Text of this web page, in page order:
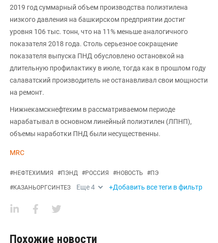
2019 год суммарный объем производства полиэтилена
низкого давления на башкирском предприятии достиг
уровня 106 тыс. тонн, что на 11% меньше аналогичного
показателя 2018 года. Столь серьезное сокращение
показателя выпуска ПНД обусловлено остановкой на
длительную профилактику в июле, тогда как в прошлом году
салаватский производитель не останавливал свои мощности
на ремонт.
Нижнекамскнефтехим в рассматриваемом периоде
нарабатывал в основном линейный полиэтилен (ЛПНП),
объемы наработки ПНД были несущественны.
MRC
#НЕФТЕХИМИЯ #ПЭНД #РОССИЯ #НОВОСТЬ #ПЭ
#КАЗАНЬОРГСИНТЕЗ Еще4 +Добавить все теги в фильтр
Похожие новости